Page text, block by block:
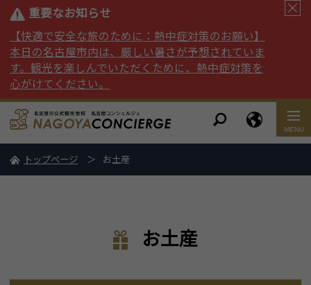
重要なお知らせ
【快適で安全な旅のために：熱中症対策のお願い】
本日の名古屋市内は、厳しい暑さが予想されていま
す。観光を楽しんでいただくために、熱中症対策を
心がけてください。
トップページ お土産
お土産